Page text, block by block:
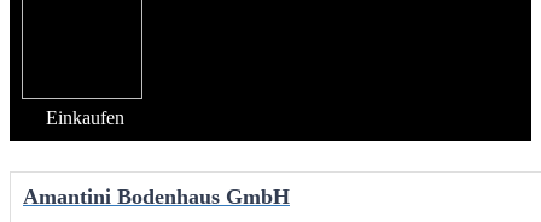
Einkaufen
Amantini Bodenhaus GmbH